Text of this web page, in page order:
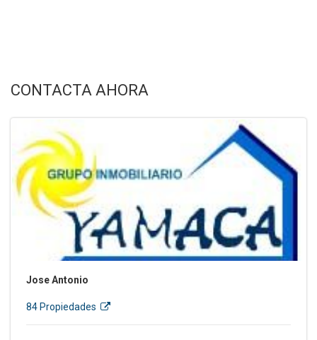
CONTACTA AHORA
Jose Antonio
84 Propiedades